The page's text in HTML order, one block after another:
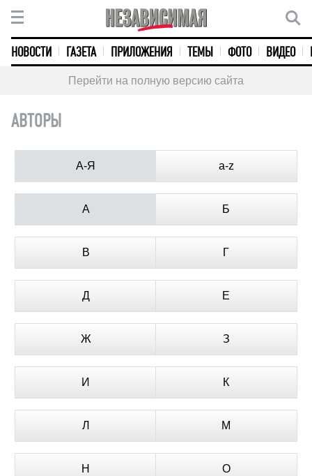
НОВОСТИ ГАЗЕТА ПРИЛОЖЕНИЯ ТЕМЫ ФОТО ВИДЕО
Перейти на полную версию сайта
АВТОРЫ
А-Я a-z
А Б
В Г
Д Е
Ж З
И К
Л М
Н О